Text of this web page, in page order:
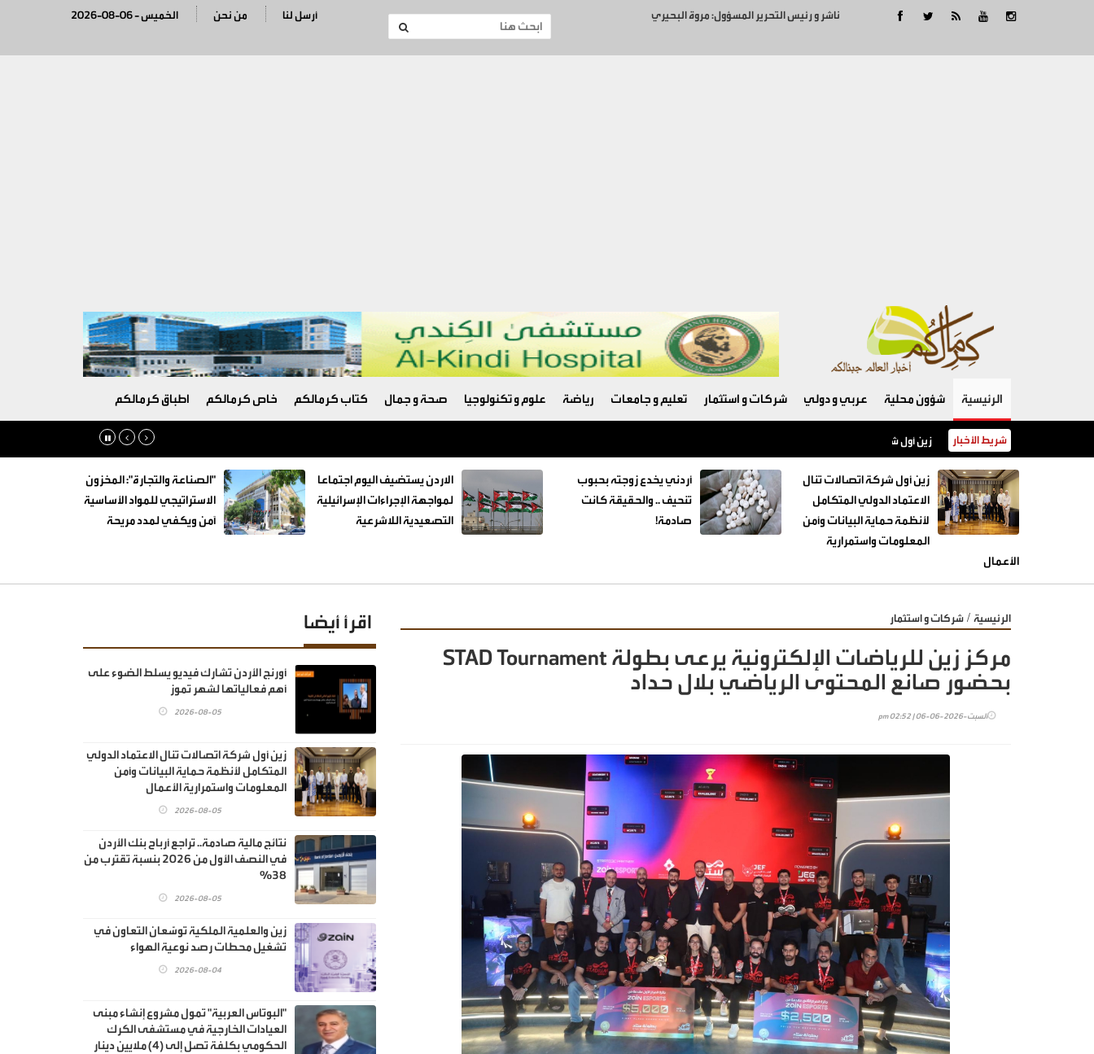
ناشر و رئيس التحرير المسؤول: مروة البحيري 2026-08-06 - الخميس من نحن أرسل لنا
الرئيسية شؤون محلية عربي و دولي شركات و استثمار تعليم و جامعات رياضة علوم و تكنولوجيا صحة و جمال كتاب كرمالكم خاص كرمالكم اطباق كرمالكم
شريط الأخبار زين أول شركة اتصالات تنال الاعتماد الدولي المتكامل لأنظمة حماية البيانات وأمن المعلومات واستمرارية الأعمال
زين أول شركة اتصالات تنال
الاعتماد الدولي المتكامل
لأنظمة حماية البيانات وأمن
المعلومات واستمرارية
الأعمال
أردني يخدع زوجته بحبوب
تنحيف .. والحقيقة كانت
صادمة!
الاردن يستضيف اليوم اجتماعا
لمواجهة الإجراءات الإسرائيلية
التصعيدية اللاشرعية
"الصناعة والتجارة": المخزون
الاستراتيجي للمواد الأساسية
آمن ويكفي لمدد مريحة
الرئيسية / شركات و استثمار
مركز زين للرياضات الإلكترونية يرعى بطولة STAD Tournament
بحضور صانع المحتوى الرياضي بلال حداد
السبت-2026-06-06 | 02:52 pm
اقرأ أيضا
أورنج الأردن تشارك فيديو يسلط الضوء على
أهم فعالياتها لشهر تموز
2026-08-05
زين أول شركة اتصالات تنال الاعتماد الدولي
المتكامل لأنظمة حماية البيانات وأمن
المعلومات واستمرارية الأعمال
2026-08-05
نتائج مالية صادمة.. تراجع أرباح بنك الأردن
في النصف الأول من 2026 بنسبة تقترب من
38%
2026-08-05
زين والعلمية الملكية توسّعان التعاون في
تشغيل محطات رصد نوعية الهواء
2026-08-04
"البوتاس العربية" تمول مشروع إنشاء مبنى
العيادات الخارجية في مستشفى الكرك
الحكومي بكلفة تصل إلى (4) ملايين دينار